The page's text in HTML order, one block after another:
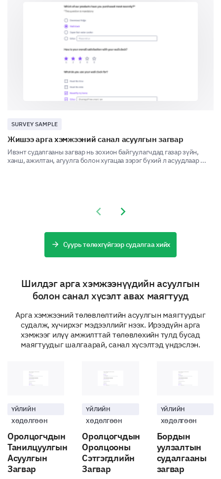
customer service, with 1 being 'Very
Unsatisfactory' and 5 being 'Very Satisfactory'?
3 4 5
Can you provide a detailed description of a
recent experience with our customer service?
Final Feedback
Share your overall experience and any additional
suggestions you have to improve our
SURVEY SAMPLE
Жишээ арга хэмжээний санал асуулгын загвар
Ивэнт судалгааны загвар нь зохион байгуулагчдад газар зүйн,
ханш, ажилтан, агуулга болон хугацаа зэрэг бүхий л асуудлаар ...
Previous slide
Next slide
Суурь төлөхгүйгээр судалгаа хийх
Шилдэг арга хэмжээнүүдийн асуулгын
болон санал хүсэлт авах маягтууд
Арга хэмжээний төлөвлөлтийн асуулгын маягтуудыг
судалж, хүчирхэг мэдээллийг нээх. Ирээдүйн арга
хэмжээг илүү амжилттай төлөвлөхийн тулд бусад
маягтуудыг шалгаарай, санал хүсэлтэд үндэслэн.
ҮЙЛИЙН
ХӨДӨЛГӨӨН
Оролцогчдын
Танилцуулгын
Асуулгын
Загвар
ҮЙЛИЙН
ХӨДӨЛГӨӨН
Оролцогчдын
Оролцооны
Сэтгэгдлийн
Загвар
ҮЙЛИЙН
ХӨДӨЛГӨӨН
Бордын
уулзалтын
судалгааны
загвар